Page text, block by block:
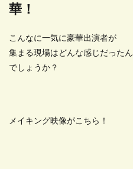
華！
こんなに一気に豪華出演者が
集まる現場はどんな感じだったん
でしょうか？
メイキング映像がこちら！